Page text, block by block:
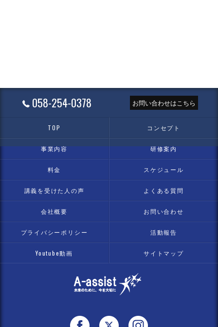
058-254-0378 お問い合わせはこちら
TOP コンセプト
事業内容 研修案内
料金 スケジュール
講義を受けた人の声 よくある質問
会社概要 お問い合わせ
プライバシーポリシー 活動報告
Youtube動画 サイトマップ